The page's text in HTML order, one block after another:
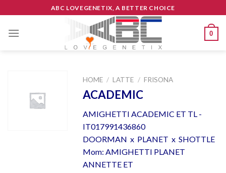
to
content
ABC LOVEGENETIX, A BETTER CHOICE
0
HOME / LATTE / FRISONA
ACADEMIC
AMIGHETTI ACADEMIC ET TL -
IT017991436860
DOORMAN x PLANET x SHOTTLE
Mom: AMIGHETTI PLANET
ANNETTE ET